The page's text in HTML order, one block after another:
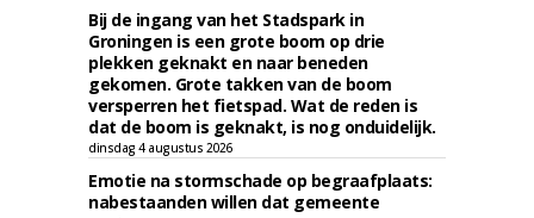
Bij de ingang van het Stadspark in
Groningen is een grote boom op drie
plekken geknakt en naar beneden
gekomen. Grote takken van de boom
versperren het fietspad. Wat de reden is
dat de boom is geknakt, is nog onduidelijk.
dinsdag 4 augustus 2026
Emotie na stormschade op begraafplaats:
nabestaanden willen dat gemeente